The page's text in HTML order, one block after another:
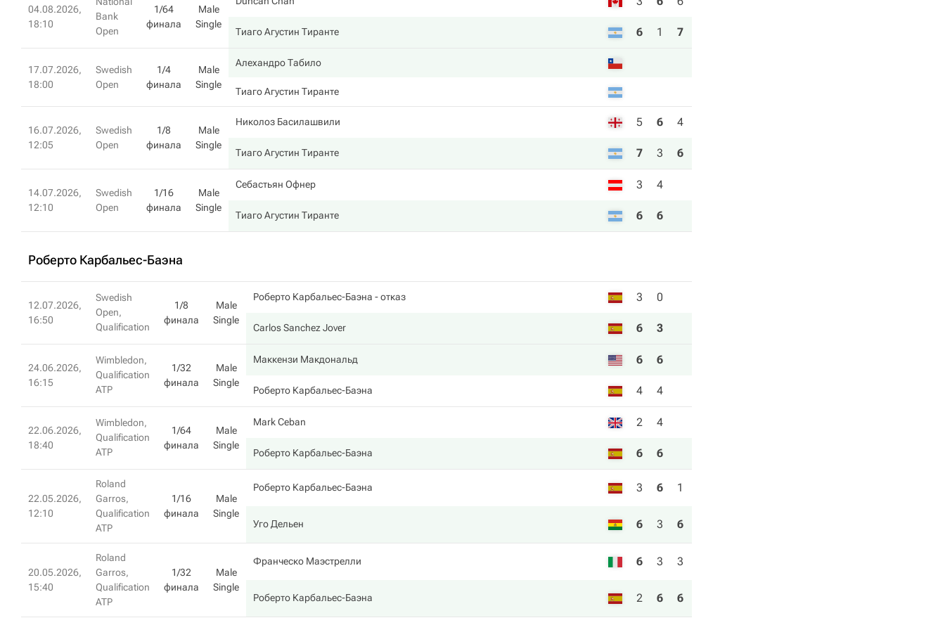
04.08.2026,
18:10
Bank
Open
1/64
финала
Male
Single
Тиаго Агустин Тиранте 6 1 7
17.07.2026,
18:00
Swedish
Open
1/4
финала
Male
Single
Алехандро Табило
Тиаго Агустин Тиранте
16.07.2026,
12:05
Swedish
Open
1/8
финала
Male
Single
Николоз Басилашвили 5 6 4
Тиаго Агустин Тиранте 7 3 6
14.07.2026,
12:10
Swedish
Open
1/16
финала
Male
Single
Себастьян Офнер 3 4
Тиаго Агустин Тиранте 6 6
Роберто Карбальес-Баэна
12.07.2026,
16:50
Swedish
Open,
Qualification
1/8
финала
Male
Single
Роберто Карбальес-Баэна - отказ 3 0
Carlos Sanchez Jover 6 3
24.06.2026,
16:15
Wimbledon,
Qualification
ATP
1/32
финала
Male
Single
Маккензи Макдональд 6 6
Роберто Карбальес-Баэна 4 4
22.06.2026,
18:40
Wimbledon,
Qualification
ATP
1/64
финала
Male
Single
Mark Ceban 2 4
Роберто Карбальес-Баэна 6 6
22.05.2026,
12:10
Roland
Garros,
Qualification
ATP
1/16
финала
Male
Single
Роберто Карбальес-Баэна 3 6 1
Уго Дельен 6 3 6
20.05.2026,
15:40
Roland
Garros,
Qualification
ATP
1/32
финала
Male
Single
Франческо Маэстрелли 6 3 3
Роберто Карбальес-Баэна 2 6 6